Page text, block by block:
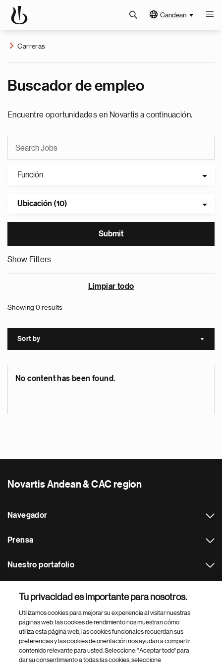
Candean
Carreras
Buscador de empleo
Encuentre oportunidades en Novartis a continuación.
Función
Ubicación (10)
Show Filters
Limpiar todo
Showing 0 results
Sort by Sort
No content has been found.
Novartis Andean & CAC region
Navegador
Prensa
Nuestro portafolio
Footer Site Search
Tu privacidad es importante para nosotros.
Utilizamos cookies para mejorar su experiencia al visitar nuestras
páginas web: las cookies de rendimiento nos muestran cómo
utiliza esta página web, las cookies funcionales recuerdan sus
preferencias y las cookies de orientación nos ayudan a compartir
contenido relevante para usted. Seleccione: "Aceptar todo" para
dar su consentimiento a todas las cookies, seleccione